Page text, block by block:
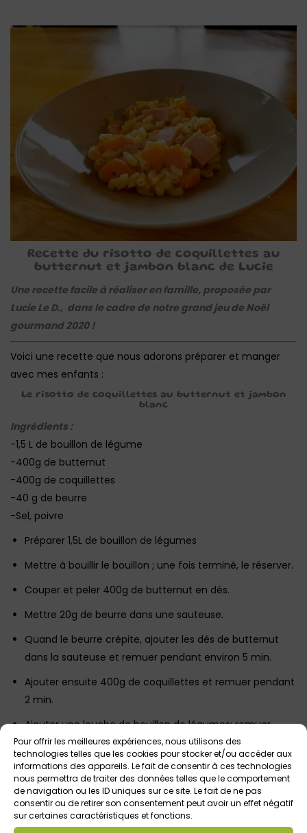
Pour offrir les meilleures expériences, nous utilisons des
technologies telles que les cookies pour stocker et/ou accéder aux
informations des appareils. Le fait de consentir à ces technologies
nous permettra de traiter des données telles que le comportement
de navigation ou les ID uniques sur ce site. Le fait de ne pas
consentir ou de retirer son consentement peut avoir un effet négatif
sur certaines caractéristiques et fonctions.
Recette du risotto de coquillettes au
butternut et jambon blanc de Lucie
Une recette facile à réaliser en famille, proposée par
Lucie Le D., dans le cadre de notre grand jeu de Noël
gourmand 2020 !
Voici une recette que nous adorons préparer et manger
avec mes enfants :
Le risotto de coquillettes au butternut et jambon
blanc
Ingrédients :
-1,5 L de bouillon de légume
-400g de butternut
-400g de coquillettes
-40 g de beurre
-Sel, poivre
Préparer 1,5L de bouillon de légumes
Mettre à bouillir le bouillon ; une fois terminé, le réserver.
Couper et peler 400g de butternut en dés.
Mettre 20g de beurre dans une sauteuse.
Quand le beurre crépite, ajouter les dés de butternut
dans la sauteuse et remuer pendant environ 5 min.
Ajouter ensuite 400g de coquillettes et remuer pendant
2 min.
Ajouter une louche de bouillon de légumes; remuer
jusqu’à ce que le bouillon soit absorbé. Continuer cette
opération jusqu’à la fin du bouillon.
Saler et poivrer selon les goûts de chacun.
Ensuite ajouter 20g de beurre, puis 4 tranches de
jambon blanc coupées en dés.